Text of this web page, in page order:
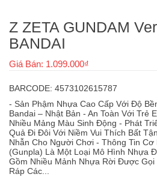
Z ZETA GUNDAM
BANDAI
Giá Bán: 1.099.000₫
BARCODE: 4573102615787
- Sản Phậm Nhựa Cao Cấp Với Độ
Bandai – Nhật Bản - An Toàn Với Trẻ
Nhiều Mảng Màu Sinh Động - Phát
Quả Đi Đôi Với Niềm Vui Thích Bất
Nhẫn Cho Người Chơi - Thông Tin
(Gunpla) Là Một Loại Mô Hình Nhựa
Gồm Nhiều Mảnh Nhựa Rời Được Gọi
Ráp Các...